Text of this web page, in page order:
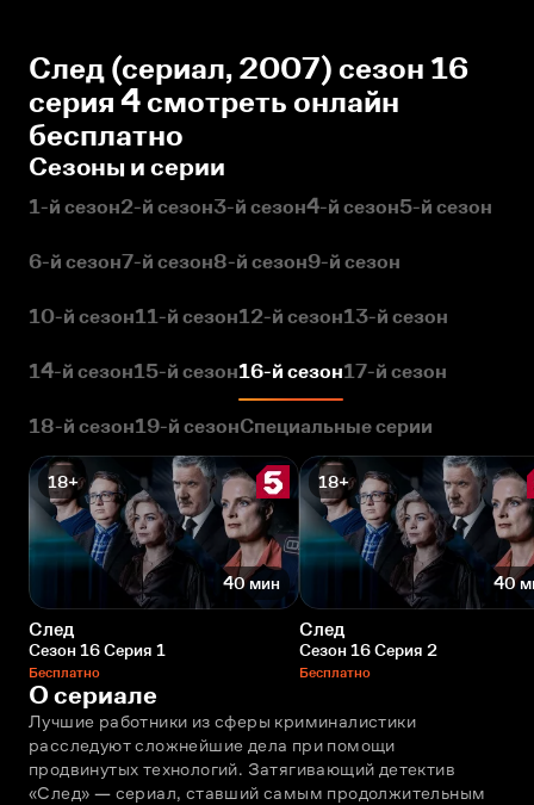
След (сериал, 2007) сезон 16
серия 4 смотреть онлайн
бесплатно
Сезоны и серии
1-й сезон2-й сезон3-й сезон4-й сезон5-й сезон
6-й сезон7-й сезон8-й сезон9-й сезон
10-й сезон11-й сезон12-й сезон13-й сезон
14-й сезон15-й сезон16-й сезон17-й сезон
18-й сезон19-й сезонСпециальные серии
18+
40 мин
След
Сезон 16 Серия 1
Бесплатно
18+
40
След
Сезон 16 Серия 2
Бесплатно
О сериале
Лучшие работники из сферы криминалистики
расследуют сложнейшие дела при помощи
продвинутых технологий. Затягивающий детектив
«След» — сериал, ставший самым продолжительным